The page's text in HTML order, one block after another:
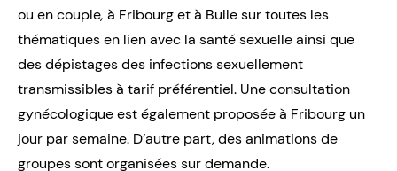
ou en couple, à Fribourg et à Bulle sur toutes les
thématiques en lien avec la santé sexuelle ainsi que
des dépistages des infections sexuellement
transmissibles à tarif préférentiel. Une consultation
gynécologique est également proposée à Fribourg un
jour par semaine. D’autre part, des animations de
groupes sont organisées sur demande.